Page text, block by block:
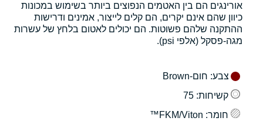
אורינגים הם בין האטמים הנפוצים ביותר בשימוש במכונות
כיוון שהם אינם יקרים, הם קלים לייצור, אמינים ודרישות
ההתקנה שלהם פשוטות. הם יכולים לאטום בלחץ של עשרות
מגה-פסקל (אלפי psi).
צבע: חום-Brown
קשיחות: 75
חומר: FKM/Viton™